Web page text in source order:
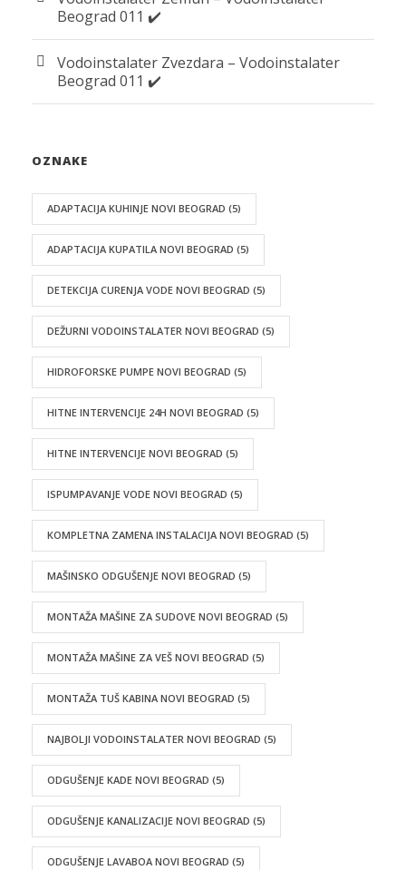
Beograd 011 ✔️
Vodoinstalater Zvezdara – Vodoinstalater
Beograd 011 ✔️
OZNAKE
ADAPTACIJA KUHINJE NOVI BEOGRAD (5)
ADAPTACIJA KUPATILA NOVI BEOGRAD (5)
DETEKCIJA CURENJA VODE NOVI BEOGRAD (5)
DEŽURNI VODOINSTALATER NOVI BEOGRAD (5)
HIDROFORSKE PUMPE NOVI BEOGRAD (5)
HITNE INTERVENCIJE 24H NOVI BEOGRAD (5)
HITNE INTERVENCIJE NOVI BEOGRAD (5)
ISPUMPAVANJE VODE NOVI BEOGRAD (5)
KOMPLETNA ZAMENA INSTALACIJA NOVI BEOGRAD (5)
MAŠINSKO ODGUŠENJE NOVI BEOGRAD (5)
MONTAŽA MAŠINE ZA SUDOVE NOVI BEOGRAD (5)
MONTAŽA MAŠINE ZA VEŠ NOVI BEOGRAD (5)
MONTAŽA TUŠ KABINA NOVI BEOGRAD (5)
NAJBOLJI VODOINSTALATER NOVI BEOGRAD (5)
ODGUŠENJE KADE NOVI BEOGRAD (5)
ODGUŠENJE KANALIZACIJE NOVI BEOGRAD (5)
ODGUŠENJE LAVABOA NOVI BEOGRAD (5)